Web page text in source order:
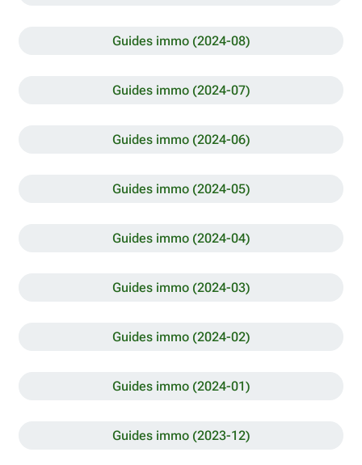
Guides immo (2024-08)
Guides immo (2024-07)
Guides immo (2024-06)
Guides immo (2024-05)
Guides immo (2024-04)
Guides immo (2024-03)
Guides immo (2024-02)
Guides immo (2024-01)
Guides immo (2023-12)